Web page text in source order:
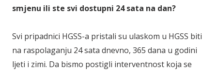
smjenu ili ste svi dostupni 24 sata na dan?
Svi pripadnici HGSS-a pristali su ulaskom u HGSS biti
na raspolaganju 24 sata dnevno, 365 dana u godini
ljeti i zimi. Da bismo postigli interventnost koja se